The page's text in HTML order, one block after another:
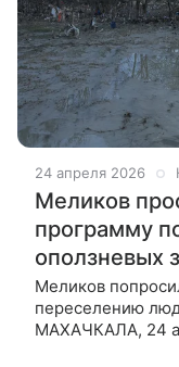
24 апреля 2026
Меликов
программу
оползневых
Меликов
переселению
МАХАЧКАЛА, 24